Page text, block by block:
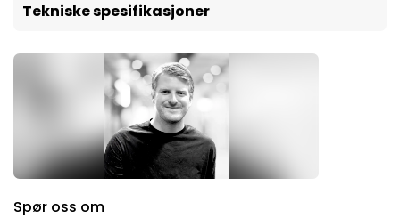
Tekniske spesifikasjoner
Spør oss om